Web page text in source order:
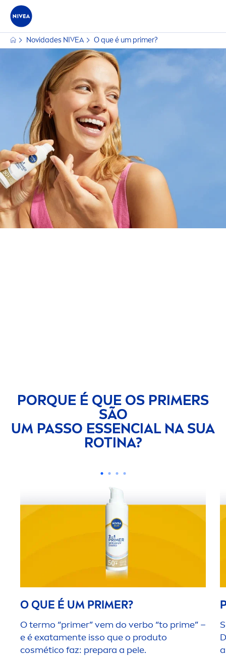
Novidades NIVEA O que é um primer?
PORQUE É QUE OS PRIMERS
SÃO
UM PASSO ESSENCIAL NA SUA
ROTINA?
O QUE É UM PRIMER?
O termo “primer” vem do verbo “to prime” –
e é exatamente isso que o produto
cosmético faz: prepara a pele.